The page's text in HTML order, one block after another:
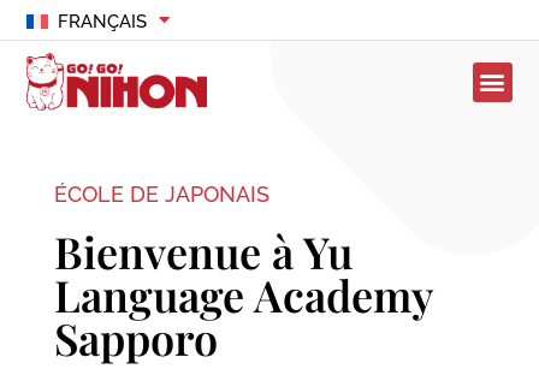
FRANÇAIS
ÉCOLE DE JAPONAIS
Bienvenue à Yu
Language Academy
Sapporo